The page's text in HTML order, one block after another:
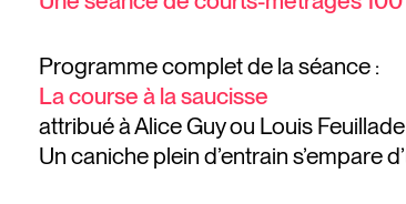
Programme complet de la séance :
La course à la saucisse
attribué à Alice Guy ou Louis
Un caniche plein d’entrain s’empare